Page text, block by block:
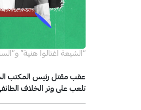
“الشيعة اغتالوا هنية”
عقب مقتل رئيس المكتب
تلعب على وتر الخلاف